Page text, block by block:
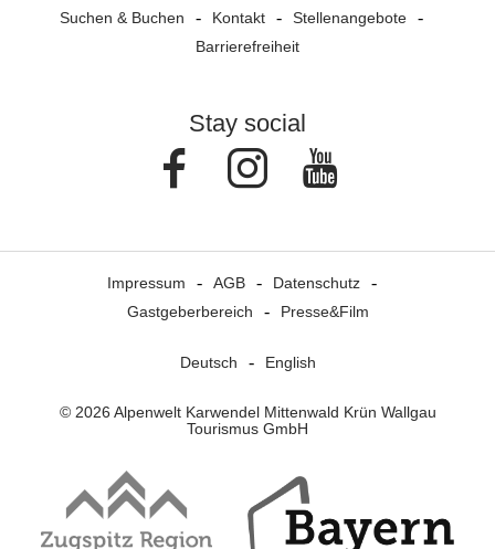
Suchen & Buchen Kontakt
Stellenangebote
Barrierefreiheit
Stay social
FacebookInstagram
Impressum AGB
Datenschutz
Gastgeberbereich
Presse&Film
Deutsch English
© 2026 Alpenwelt Karwendel Mittenwald Krün Wallgau
Tourismus GmbH